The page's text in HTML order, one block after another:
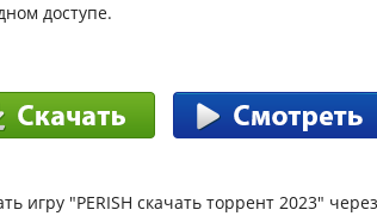
доступе.
игру "PERISH скачать торрент 2023"